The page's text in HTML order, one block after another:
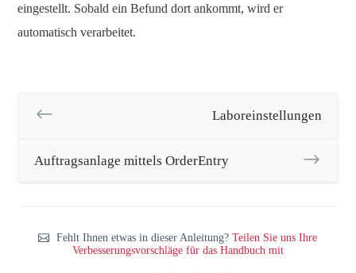
eingestellt. Sobald ein Befund dort ankommt, wird er
automatisch verarbeitet.
Laboreinstellungen
Auftragsanlage mittels OrderEntry
Fehlt Ihnen etwas in dieser Anleitung?Teilen Sie uns Ihre
Verbesserungsvorschläge für das Handbuch mit